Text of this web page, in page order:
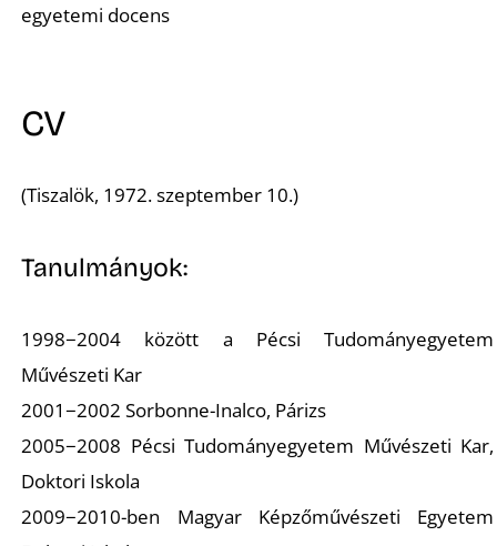
egyetemi docens
CV
(Tiszalök, 1972. szeptember 10.)
Tanulmányok:
1998−2004 között a Pécsi Tudományegyetem
Művészeti Kar
2001−2002 Sorbonne-Inalco, Párizs
2005−2008 Pécsi Tudományegyetem Művészeti Kar,
Doktori Iskola
2009−2010-ben Magyar Képzőművészeti Egyetem